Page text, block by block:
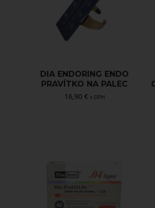
DIA ENDORING ENDO
PRAVÍTKO NA PALEC
16,90 € s DPH